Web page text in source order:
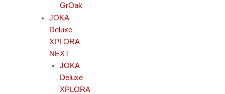
GrOak
JOKA
Deluxe
XPLORA
NEXT
JOKA
Deluxe
XPLORA